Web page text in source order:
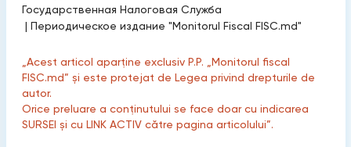
Государственная Налоговая Служба
| Периодическое издание "Monitorul Fiscal FISC.md"
„Acest articol aparține exclusiv P.P. „Monitorul fiscal
FISC.md” și este protejat de Legea privind drepturile de
autor.
Orice preluare a conținutului se face doar cu indicarea
SURSEI și cu LINK ACTIV către pagina articolului”.